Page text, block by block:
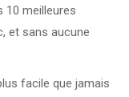
10 meilleures
et sans aucune
facile que jamais